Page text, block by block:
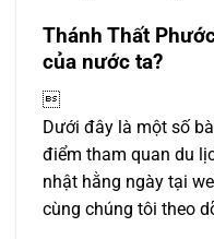
Thánh Thất
của nước ta?

Dưới đây là một số
điểm tham quan du
nhật hằng ngày tại
cùng chúng tôi theo